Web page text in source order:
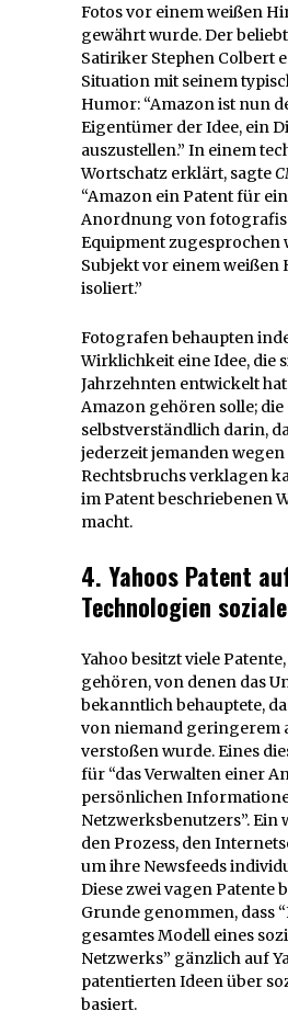
Fotos vor einem weißen
gewährt wurde. Der
Satiriker Stephen Colbert
Situation mit seinem
Humor: “Amazon ist nun
Eigentümer der Idee, ein
auszustellen.” In einem
Wortschatz erklärt, sagte
“Amazon ein Patent für
Anordnung von
Equipment zugesprochen
Subjekt vor einem
isoliert.”
Fotografen behaupten
Wirklichkeit eine Idee, die
Jahrzehnten entwickelt
Amazon gehören solle;
selbstverständlich darin,
jederzeit jemanden wegen
Rechtsbruchs verklagen
im Patent beschriebenen
macht.
4. Yahoos Patent
Technologien
Yahoo besitzt viele
gehören, von denen das
bekanntlich behauptete,
von niemand geringerem
verstoßen wurde. Eines
für “das Verwalten einer
persönlichen
Netzwerksbenutzers”. Ein
den Prozess, den
um ihre Newsfeeds
Diese zwei vagen Patente
Grunde genommen, dass
gesamtes Modell eines
Netzwerks” gänzlich auf
patentierten Ideen über
basiert.